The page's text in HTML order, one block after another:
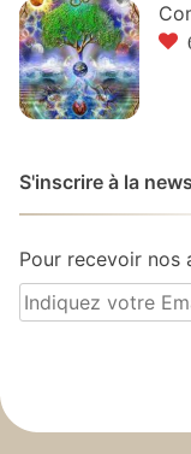
S'inscrire à la
Pour recevoir nos